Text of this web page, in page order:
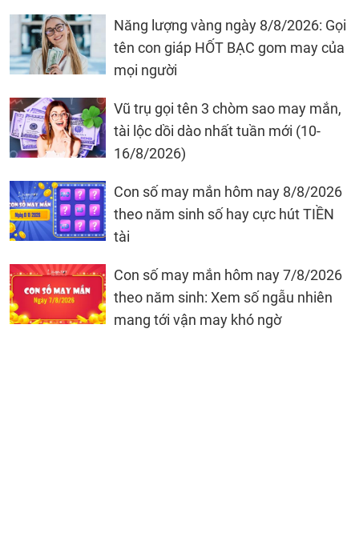
Năng lượng vàng ngày 8/8/2026: Gọi
tên con giáp HỐT BẠC gom may của
mọi người
Vũ trụ gọi tên 3 chòm sao may mắn,
tài lộc dồi dào nhất tuần mới (10-
16/8/2026)
Con số may mắn hôm nay 8/8/2026
theo năm sinh số hay cực hút TIỀN
tài
Con số may mắn hôm nay 7/8/2026
theo năm sinh: Xem số ngẫu nhiên
mang tới vận may khó ngờ